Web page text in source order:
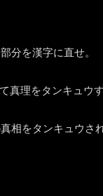
分を漢字に直せ。
真理をタンキュウす
相をタンキュウさ